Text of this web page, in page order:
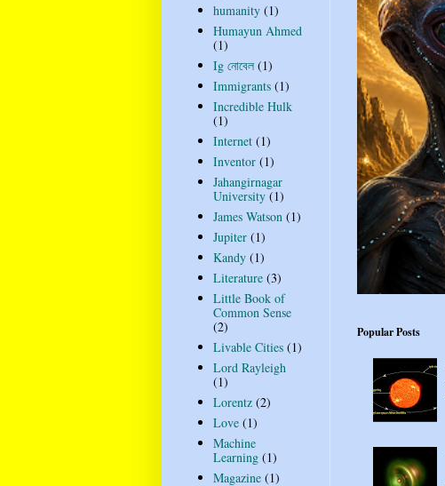
Popular Posts
humanity (1)
Humayun Ahmed
(1)
Ig নোবেল (1)
Immigrants (1)
Incredible Hulk
(1)
Internet (1)
Inventor (1)
Jahangirnagar
University (1)
James Watson (1)
Jupiter (1)
Kandy (1)
Literature (3)
Little Book of
Common Sense
(2)
Livable Cities (1)
Lord Rayleigh
(1)
Lorentz (2)
Love (1)
Machine
Learning (1)
Magazine (1)